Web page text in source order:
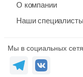
О компании
Наши специалисты
Мы в социальных